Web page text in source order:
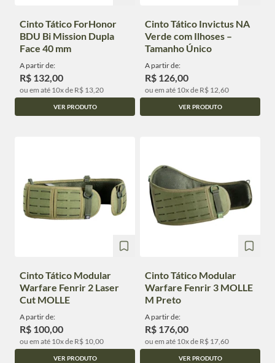
Cinto Tático ForHonor
BDU Bi Mission Dupla
Face 40 mm
A partir de:
R$ 132,00
ou em até 10x de R$ 13,20
VER PRODUTO
Cinto Tático Invictus NA
Verde com Ilhoses –
Tamanho Único
A partir de:
R$ 126,00
ou em até 10x de R$ 12,60
VER PRODUTO
Cinto Tático Modular
Warfare Fenrir 2 Laser
Cut MOLLE
A partir de:
R$ 100,00
ou em até 10x de R$ 10,00
VER PRODUTO
Cinto Tático Modular
Warfare Fenrir 3 MOLLE
M Preto
A partir de:
R$ 176,00
ou em até 10x de R$ 17,60
VER PRODUTO